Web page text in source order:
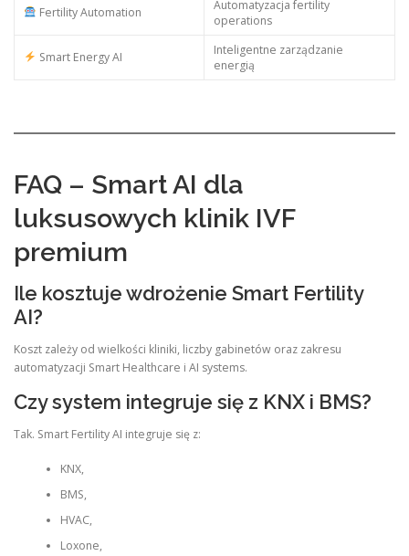
Fertility Automation
Automatyzacja fertility
operations
Smart Energy AI
Inteligentne zarządzanie
energią
FAQ – Smart AI dla
luksusowych klinik IVF
premium
Ile kosztuje wdrożenie Smart Fertility
AI?
Koszt zależy od wielkości kliniki, liczby gabinetów oraz zakresu
automatyzacji Smart Healthcare i AI systems.
Czy system integruje się z KNX i BMS?
Tak. Smart Fertility AI integruje się z:
KNX,
BMS,
HVAC,
Loxone,